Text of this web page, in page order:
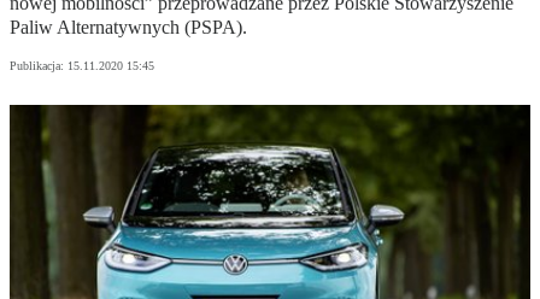
Paliw Alternatywnych (PSPA).
Publikacja: 15.11.2020 15:45